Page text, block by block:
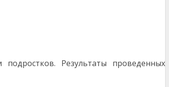
Результаты проведенных